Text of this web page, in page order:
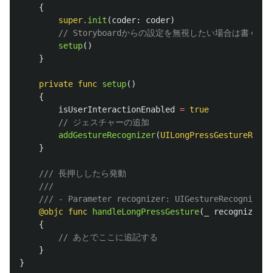
{
super. init (coder: coder)
// Storyboardからの設定を無視したい場合は書く
setup()
}
private func setup()
{
isUserInteractionEnabled
= true
// ジェスチャーの追加
addGestureRecognizer(
}
/// 長押ししたら発動
///
/// - Parameter recognizer: UIGestureRecognizer
@objc func handleLongPressGesture( recognizer
{
// あとでここに追記する
}
}